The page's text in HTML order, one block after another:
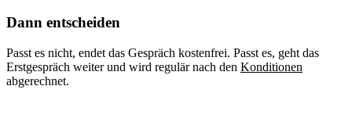
Dann entscheiden
Passt es nicht, endet das Gespräch kostenfrei. Passt es, geht das
Erstgespräch weiter und wird regulär nach den Konditionen
abgerechnet.